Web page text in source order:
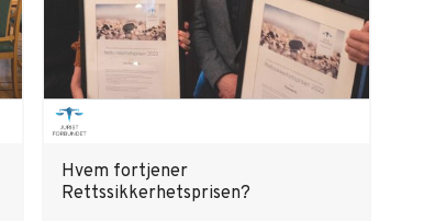
Hvem fortjener
Rettssikkerhetsprisen?